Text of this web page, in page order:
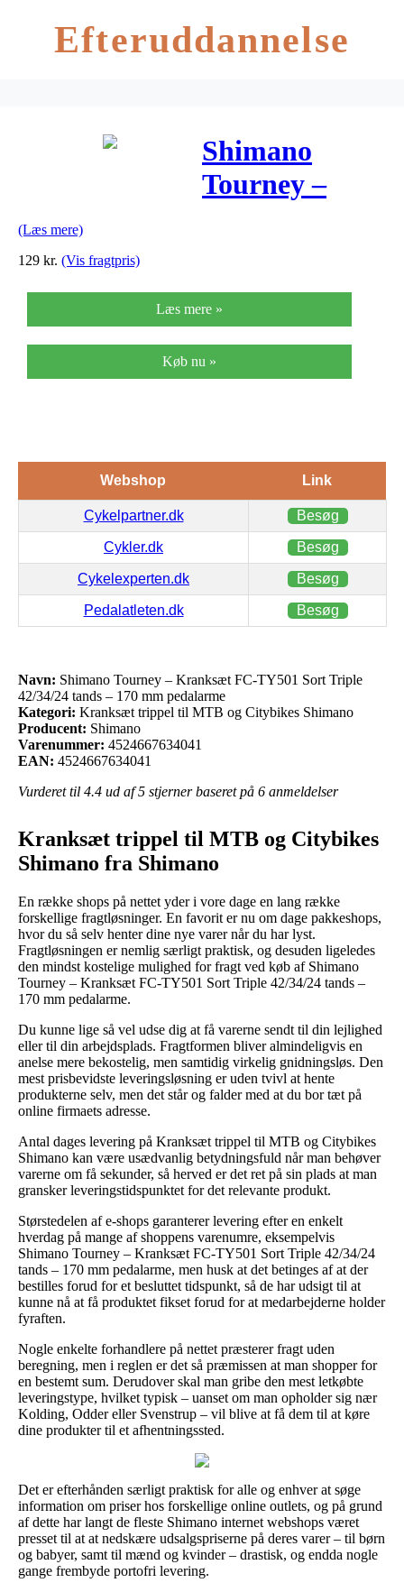
Efteruddannelse
Shimano
Tourney –
Triple
42/34/24 tands
– 170 mm
pedalarme
(Læs mere)
129 kr. (Vis fragtpris)
Læs mere »
Køb nu »
Webshop Link
Cykelpartner.dk Besøg
Cykler.dk Besøg
Cykelexperten.dk Besøg
Pedalatleten.dk Besøg
Navn: Shimano Tourney – Kranksæt FC-TY501 Sort Triple
42/34/24 tands – 170 mm pedalarme
Kategori: Kranksæt trippel til MTB og Citybikes Shimano
Producent: Shimano
Varenummer: 4524667634041
EAN: 4524667634041
Vurderet til 4.4 ud af 5 stjerner baseret på 6 anmeldelser
Kranksæt trippel til MTB og Citybikes
Shimano fra Shimano
En række shops på nettet yder i vore dage en lang række
forskellige fragtløsninger. En favorit er nu om dage pakkeshops,
hvor du så selv henter dine nye varer når du har lyst.
Fragtløsningen er nemlig særligt praktisk, og desuden ligeledes
den mindst kostelige mulighed for fragt ved køb af Shimano
Tourney – Kranksæt FC-TY501 Sort Triple 42/34/24 tands –
170 mm pedalarme.
Du kunne lige så vel udse dig at få varerne sendt til din lejlighed
eller til din arbejdsplads. Fragtformen bliver almindeligvis en
anelse mere bekostelig, men samtidig virkelig gnidningsløs. Den
mest prisbevidste leveringsløsning er uden tvivl at hente
produkterne selv, men det står og falder med at du bor tæt på
online firmaets adresse.
Antal dages levering på Kranksæt trippel til MTB og Citybikes
Shimano kan være usædvanlig betydningsfuld når man behøver
varerne om få sekunder, så herved er det ret på sin plads at man
gransker leveringstidspunktet for det relevante produkt.
Størstedelen af e-shops garanterer levering efter en enkelt
hverdag på mange af shoppens varenumre, eksempelvis
Shimano Tourney – Kranksæt FC-TY501 Sort Triple 42/34/24
tands – 170 mm pedalarme, men husk at det betinges af at der
bestilles forud for et besluttet tidspunkt, så de har udsigt til at
kunne nå at få produktet fikset forud for at medarbejderne holder
fyraften.
Nogle enkelte forhandlere på nettet præsterer fragt uden
beregning, men i reglen er det så præmissen at man shopper for
en bestemt sum. Derudover skal man gribe den mest letkøbte
leveringstype, hvilket typisk – uanset om man opholder sig nær
Kolding, Odder eller Svenstrup – vil blive at få dem til at køre
dine produkter til et afhentningssted.
Det er efterhånden særligt praktisk for alle og enhver at søge
information om priser hos forskellige online outlets, og på grund
af dette har langt de fleste Shimano internet webshops været
presset til at at nedskære udsalgspriserne på deres varer – til børn
og babyer, samt til mænd og kvinder – drastisk, og endda nogle
gange frembyde portofri levering.